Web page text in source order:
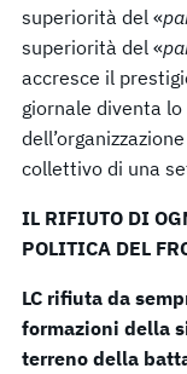
superiorità del «
superiorità del «
accresce il
giornale diventa lo
collettivo di una
IL RIFIUTO DI
POLITICA DEL
LC rifiuta da
formazioni della
terreno della